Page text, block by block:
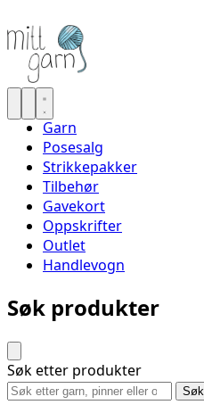
Garn
Posesalg
Strikkepakker
Tilbehør
Gavekort
Oppskrifter
Outlet
Handlevogn
Søk produkter
Søk etter produkter
Søk